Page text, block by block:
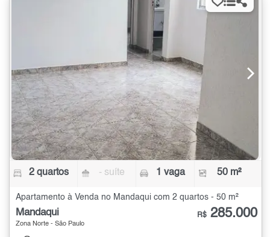
2 quartos - suíte 1 vaga 50 m²
Apartamento à Venda no Mandaqui com 2 quartos - 50 m²
Mandaqui
Zona Norte - São Paulo
R$ 285.000